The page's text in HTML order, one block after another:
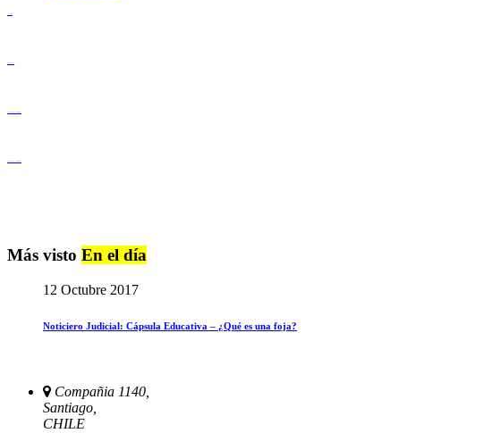
Más visto En el día
12 Octubre 2017
Noticiero Judicial: Cápsula Educativa – ¿Qué es una foja?
Compañia 1140,
Santiago,
CHILE